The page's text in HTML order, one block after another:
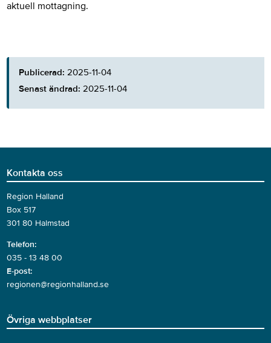
aktuell mottagning.
Publicerad: 2025-11-04
Senast ändrad: 2025-11-04
Kontakta oss
Region Halland
Box 517
301 80 Halmstad
Telefon:
035 - 13 48 00
E-post:
regionen@regionhalland.se
Övriga webbplatser